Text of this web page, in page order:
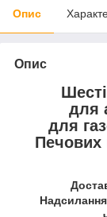
Опис
Опис
для
для
Печових